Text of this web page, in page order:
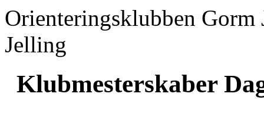
Orienteringsklubben
Jelling
Klubmesterskaber